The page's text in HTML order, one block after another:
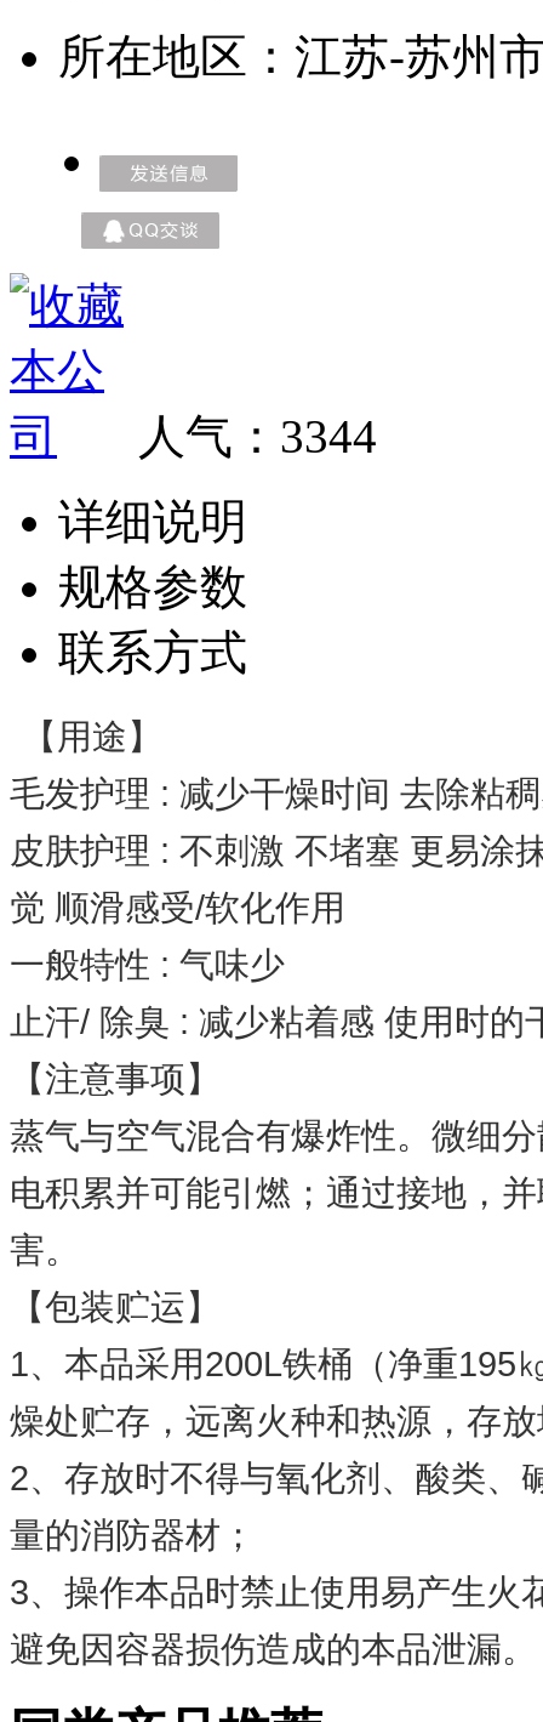
所在地区：江苏-苏州
人气： 3344
详细说明
规格参数
联系方式
【用途】
毛发护理 : 减少干燥时间 去除粘
皮肤护理 : 不刺激 不堵塞 更易涂
觉 顺滑感受/软化作用
一般特性 : 气味少
止汗/ 除臭 : 减少粘着感 使用时
【注意事项】
蒸气与空气混合有爆炸性。微细
电积累并可能引燃；通过接地，
害。
【包装贮运】
1、本品采用200L铁桶（净重195
燥处贮存，远离火种和热源，存
2、存放时不得与氧化剂、酸类、
量的消防器材；
3、操作本品时禁止使用易产生火
避免因容器损伤造成的本品泄漏。